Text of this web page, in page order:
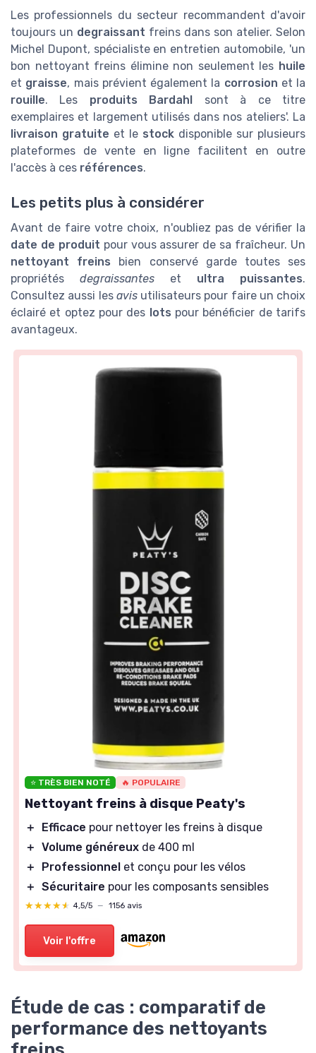
Les professionnels du secteur recommandent d'avoir
toujours un degraissant freins dans son atelier. Selon
Michel Dupont, spécialiste en entretien automobile, 'un
bon nettoyant freins élimine non seulement les huile
et graisse, mais prévient également la corrosion et la
rouille. Les produits Bardahl
sont à ce titre
exemplaires et largement utilisés dans nos ateliers'. La
livraison gratuite et le stock disponible sur plusieurs
plateformes de vente en ligne facilitent en outre
l'accès à ces références.
Les petits plus à considérer
Avant de faire votre choix, n'oubliez pas de vérifier la
date de produit pour vous assurer de sa fraîcheur. Un
nettoyant freins bien conservé garde toutes ses
propriétés degraissantes et ultra puissantes.
Consultez aussi les avisutilisateurs pour faire un choix
éclairé et optez pour des lots pour bénéficier de tarifs
avantageux.
⭐ TRÈS BIEN NOTÉ 🔥 POPULAIRE
Nettoyant freins à disque Peaty's
＋ Efficace pour nettoyer les freins à disque
＋ Volume généreux de 400 ml
＋
Professionnel et conçu pour les vélos
＋ Sécuritaire pour les composants sensibles
★★★★★
★★★★★ 4,5/5 — 1156 avis
Voir l'offre
Étude de cas : comparatif de
performance des nettoyants